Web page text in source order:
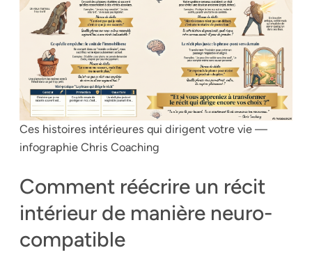
Ces histoires intérieures qui dirigent votre vie —
infographie Chris Coaching
Comment réécrire un récit
intérieur de manière neuro-
compatible